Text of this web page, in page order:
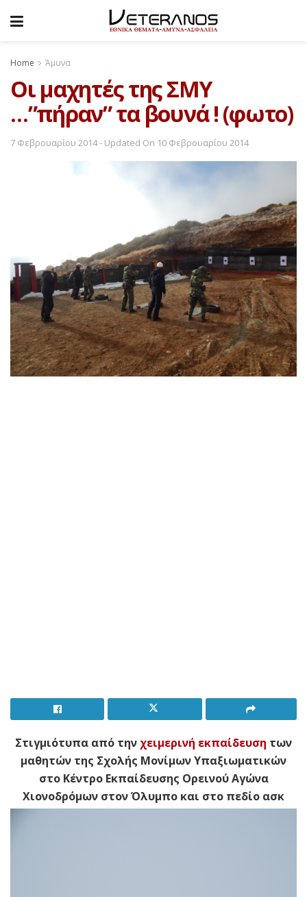
Home Άμυνα
Οι μαχητές της ΣΜΥ
…”πήραν” τα βουνά ! (φωτο)
7 Φεβρουαρίου 2014 - Updated On 10 Φεβρουαρίου 2014
Στιγμιότυπα από την χειμερινή εκπαίδευση των
μαθητών της Σχολής Μονίμων Υπαξιωματικών
στο ΚέντροΕκπαίδευσης Ορεινού Αγώνα
Χιονοδρόμων στον Όλυμπο και στο πεδίο ασκ